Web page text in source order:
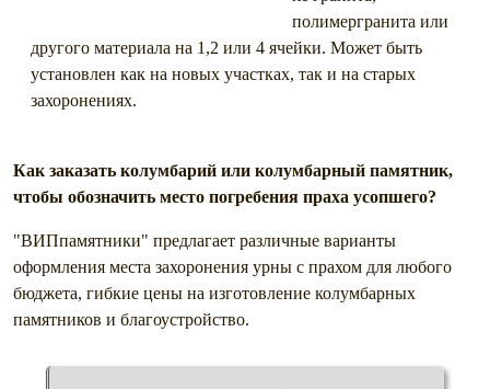
полимергранита или
другого материала на 1,2 или 4 ячейки. Может быть
установлен как на новых участках, так и на старых
захоронениях.
Как заказать колумбарий или колумбарный памятник,
чтобы обозначить место погребения праха усопшего?
"ВИПпамятники" предлагает различные варианты
оформления места захоронения урны с прахом для любого
бюджета, гибкие цены на изготовление колумбарных
памятников и благоустройство.